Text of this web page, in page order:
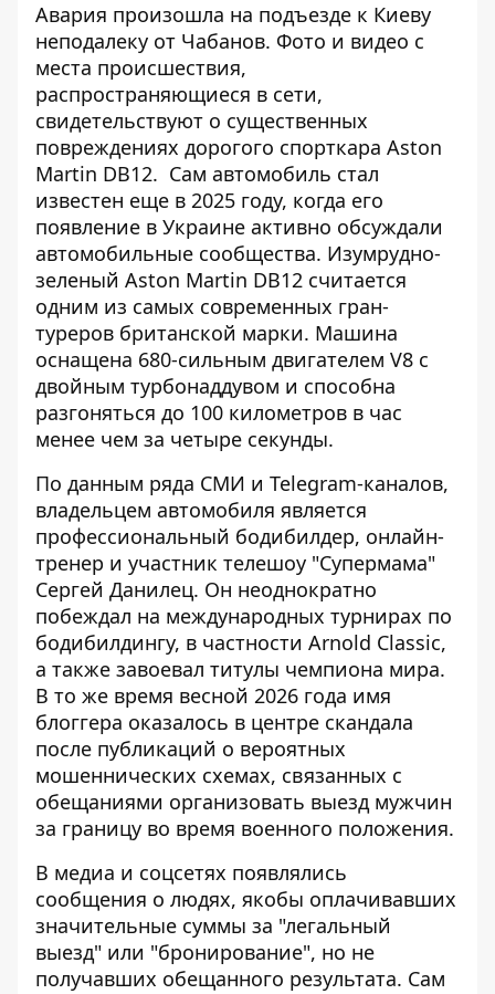
Авария произошла на подъезде к Киеву
неподалеку от Чабанов. Фото и видео с
места происшествия,
распространяющиеся в сети,
свидетельствуют о существенных
повреждениях дорогого спорткара Aston
Martin DB12. Сам автомобиль стал
известен еще в 2025 году, когда его
появление в Украине активно обсуждали
автомобильные сообщества. Изумрудно-
зеленый Aston Martin DB12 считается
одним из самых современных гран-
туреров британской марки. Машина
оснащена 680-сильным двигателем V8 с
двойным турбонаддувом и способна
разгоняться до 100 километров в час
менее чем за четыре секунды.
По данным ряда СМИ и Telegram-каналов,
владельцем автомобиля является
профессиональный бодибилдер, онлайн-
тренер и участник телешоу "Супермама"
Сергей Данилец. Он неоднократно
побеждал на международных турнирах по
бодибилдингу, в частности Arnold Classic,
а также завоевал титулы чемпиона мира.
В то же время весной 2026 года имя
блоггера оказалось в центре скандала
после публикаций о вероятных
мошеннических схемах, связанных с
обещаниями организовать выезд мужчин
за границу во время военного положения.
В медиа и соцсетях появлялись
сообщения о людях, якобы оплачивавших
значительные суммы за "легальный
выезд" или "бронирование", но не
получавших обещанного результата. Сам